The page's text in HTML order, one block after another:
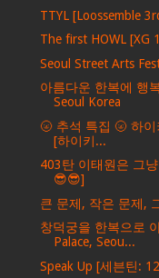
TTYL [Loossemble
The first HOWL [XG
Seoul Street Arts
아름다운 한복에 행
Seoul Korea
🌝 추석 특집 🌝 하이
[하이키...
403탄 이태원은 그
😎😎]
큰 문제, 작은 문제,
창덕궁을 한복으로
Palace, Seou...
Speak Up [세븐틴: